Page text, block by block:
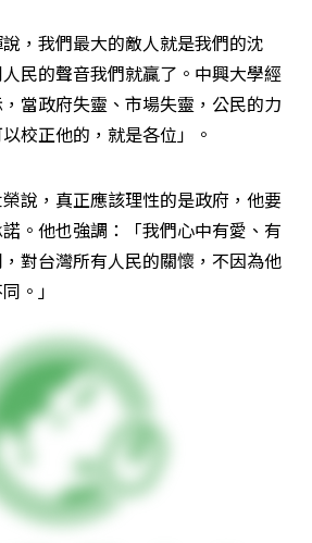
，我們最大的敵人就是我們的沈
民的聲音我們就贏了。中興大學經
當政府失靈、市場失靈，公民的力
校正他的，就是各位」。
說，真正應該理性的是政府，他要
。他也強調：「我們心中有愛、有
對台灣所有人民的關懷，不因為他
。」